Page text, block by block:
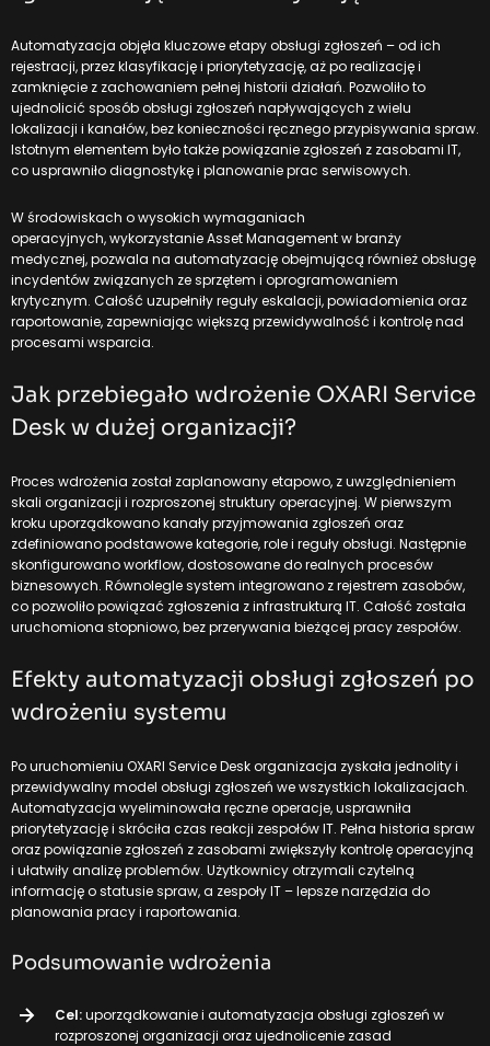
Automatyzacja objęła kluczowe etapy obsługi zgłoszeń – od ich
rejestracji, przez klasyfikację i priorytetyzację, aż po realizację i
zamknięcie z zachowaniem pełnej historii działań. Pozwoliło to
ujednolicić sposób obsługi zgłoszeń napływających z wielu
lokalizacji i kanałów, bez konieczności ręcznego przypisywania spraw.
Istotnym elementem było także powiązanie zgłoszeń z zasobami IT,
co usprawniło diagnostykę i planowanie prac serwisowych.
W środowiskach o wysokich wymaganiach
operacyjnych,wykorzystanie Asset Management w branży
medycznej, pozwala na automatyzację obejmującą również obsługę
incydentów związanych ze sprzętem i oprogramowaniem
krytycznym. Całość uzupełniły reguły eskalacji, powiadomienia oraz
raportowanie, zapewniając większą przewidywalność i kontrolę nad
procesami wsparcia.
Jak przebiegało wdrożenie OXARI Service
Desk w dużej organizacji?
Proces wdrożenia został zaplanowany etapowo, z uwzględnieniem
skali organizacji i rozproszonej struktury operacyjnej. W pierwszym
kroku uporządkowano kanały przyjmowania zgłoszeń oraz
zdefiniowano podstawowe kategorie, role i reguły obsługi. Następnie
skonfigurowano workflow, dostosowane do realnych procesów
biznesowych. Równolegle system integrowano z rejestrem zasobów,
co pozwoliło powiązać zgłoszenia z infrastrukturą IT. Całość została
uruchomiona stopniowo, bez przerywania bieżącej pracy zespołów.
Efekty automatyzacji obsługi zgłoszeń po
wdrożeniu systemu
Po uruchomieniu OXARI Service Desk organizacja zyskała jednolity i
przewidywalny model obsługi zgłoszeń we wszystkich lokalizacjach.
Automatyzacja wyeliminowała ręczne operacje, usprawniła
priorytetyzację i skróciła czas reakcji zespołów IT. Pełna historia spraw
oraz powiązanie zgłoszeń z zasobami zwiększyły kontrolę operacyjną
i ułatwiły analizę problemów. Użytkownicy otrzymali czytelną
informację o statusie spraw, a zespoły IT – lepsze narzędzia do
planowania pracy i raportowania.
Podsumowanie wdrożenia
Cel:uporządkowanie i automatyzacja obsługi zgłoszeń w
rozproszonej organizacji oraz ujednolicenie zasad